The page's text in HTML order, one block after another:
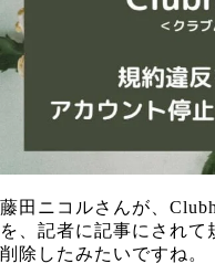
藤田ニコルさんが、
を、記者に記事にされ
削除したみたいですね。